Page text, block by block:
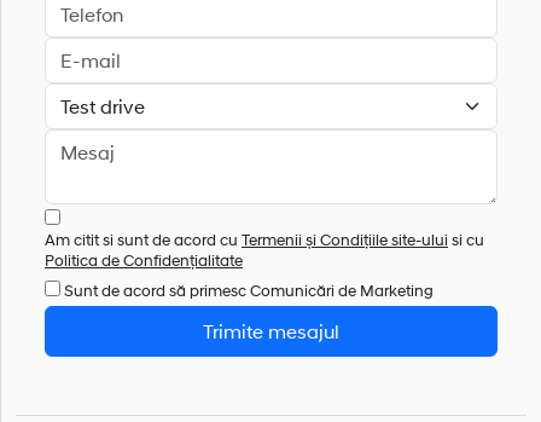
Am citit si sunt de acord cu Termenii și Condițiile site-ului si cu
Politica de Confidențialitate
Sunt de acord să primesc Comunicări de Marketing
Trimite mesajul